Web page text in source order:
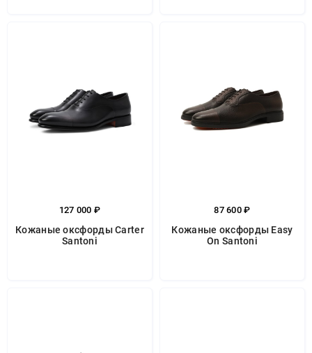
127 000 ₽
Кожаные оксфорды Carter
Santoni
87 600 ₽
Кожаные оксфорды Easy
On Santoni